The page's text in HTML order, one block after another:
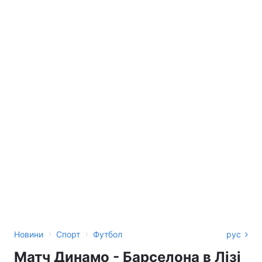
Новини › Спорт › Футбол рус
Матч Динамо - Барселона в Лізі